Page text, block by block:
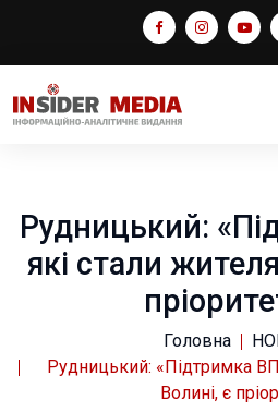
Рудницький:
які стали
Головна
Рудницький: «Підтримка
Волині, є